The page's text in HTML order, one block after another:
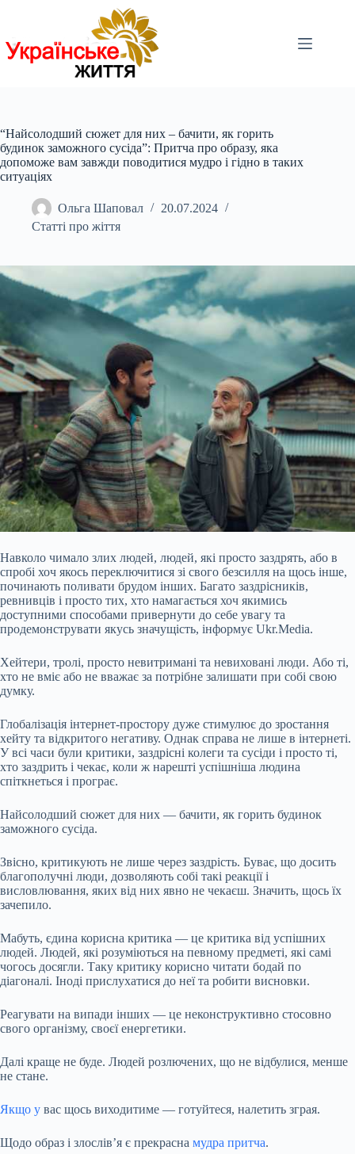
“Найсолодший сюжет для них – бачити, як горить
будинок заможного сусіда”: Притча про образу, яка
допоможе вам завжди поводитися мудро і гідно в таких
ситуаціях
Ольга Шаповал
20.07.2024
Статті про жіття
Навколо чимало злих людей, людей, які просто заздрять, або в
спробі хоч якось переключитися зі свого безсилля на щось інше,
починають поливати брудом інших. Багато заздрісників,
ревнивців і просто тих, хто намагається хоч якимись
доступними способами привернути до себе увагу та
продемонструвати якусь значущість, інформує Ukr.Media.
Хейтери, тролі, просто невитримані та невиховані люди. Або ті,
хто не вміє або не вважає за потрібне залишати при собі свою
думку.
Глобалізація інтернет-простору дуже стимулює до зростання
хейту та відкритого негативу. Однак справа не лише в інтернеті.
У всі часи були критики, заздрісні колеги та сусіди і просто ті,
хто заздрить і чекає, коли ж нарешті успішніша людина
спіткнеться і програє.
Найсолодший сюжет для них — бачити, як горить будинок
заможного сусіда.
Звісно, критикують не лише через заздрість. Буває, що досить
благополучні люди, дозволяють собі такі реакції і
висловлювання, яких від них явно не чекаєш. Значить, щось їх
зачепило.
Мабуть, єдина корисна критика — це критика від успішних
людей. Людей, які розуміються на певному предметі, які самі
чогось досягли. Таку критику корисно читати бодай по
діагоналі. Іноді прислухатися до неї та робити висновки.
Реагувати на випади інших — це неконструктивно стосовно
свого організму, своєї енергетики.
Далі краще не буде. Людей розлючених, що не відбулися, менше
не стане.
Якщо у вас щось виходитиме — готуйтеся, налетить зграя.
Щодо образ і злослів’я є прекрасна мудра притча.